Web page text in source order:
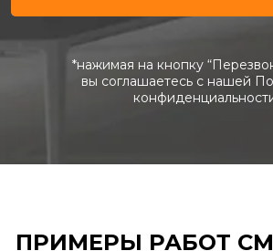
*нажимая на кнопку
вы соглашаетесь с нашей
ПРИМЕРЫ РАБОТ